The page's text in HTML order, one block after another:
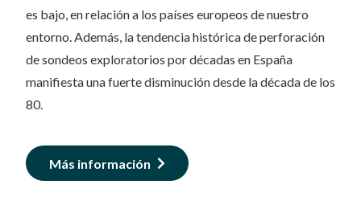
es bajo, en relación a los países europeos de nuestro
entorno. Además, la tendencia histórica de perforación
de sondeos exploratorios por décadas en España
manifiesta una fuerte disminución desde la década de los
80.
Más información